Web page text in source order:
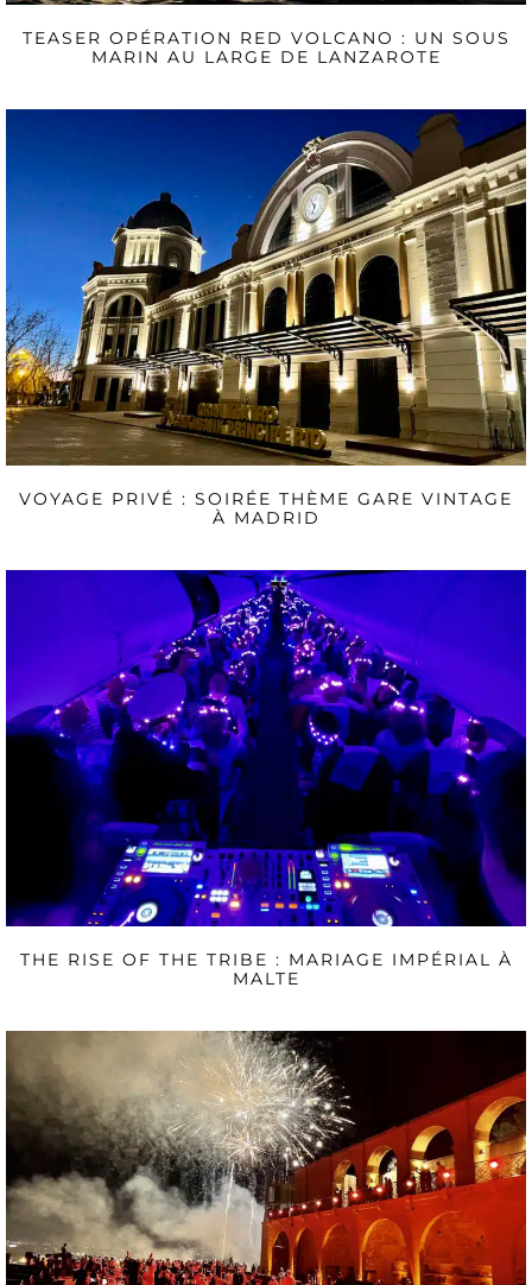
TEASER OPÉRATION RED VOLCANO : UN SOUS
MARIN AU LARGE DE LANZAROTE
VOYAGE PRIVÉ : SOIRÉE THÈME GARE VINTAGE
À MADRID
THE RISE OF THE TRIBE : MARIAGE IMPÉRIAL À
MALTE